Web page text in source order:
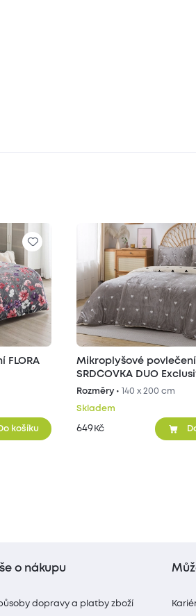
FLORA
košíku
Mikroplyšové povlečení
SRDCOVKA DUO
šedé/béžové
Rozměry • 140 x 200 cm
Skladem
649 Kč
o nákupu
dopravy a platby zboží